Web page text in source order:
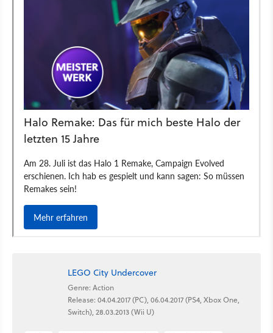
LEGO City Undercover
Genre: Action
Release: 04.04.2017 (PC), 06.04.2017 (PS4, Xbox One,
Switch), 28.03.2013 (Wii U)